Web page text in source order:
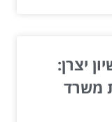
יצרן:
משרד